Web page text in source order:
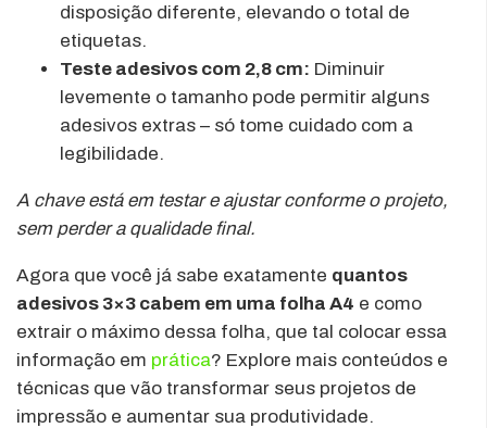
disposição diferente, elevando o total de
etiquetas.
Teste adesivos com 2,8 cm: Diminuir
levemente o tamanho pode permitir alguns
adesivos extras – só tome cuidado com a
legibilidade.
A chave está em testar e ajustar conforme o projeto,
sem perder a qualidade final.
Agora que você já sabe exatamente quantos
adesivos 3×3 cabem em uma folha A4 e como
extrair o máximo dessa folha, que tal colocar essa
informação em prática? Explore mais conteúdos e
técnicas que vão transformar seus projetos de
impressão e aumentar sua produtividade.